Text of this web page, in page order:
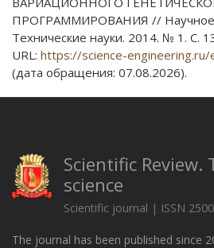
ПРОГРАММИРОВАНИЯ // Научное
Технические науки. 2014. № 1. С.
URL: https://science-engineering.ru/
(дата обращения: 07.08.2026).
Scientific Review.
science
Scientific journal | ISSN
The journal has been published since